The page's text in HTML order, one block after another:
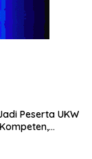
Peserta UKW